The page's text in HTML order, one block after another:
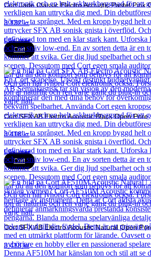
Cort Jade Classic Electro Acoustic Pastel Pink
3 132kr
Läs mer
Cort
Cort SFX AB Electro Acoustic Black Open Pore
3 418kr
Läs mer
Cort
Cort SFX AB Electro Acoustic Natural Open
3 418kr